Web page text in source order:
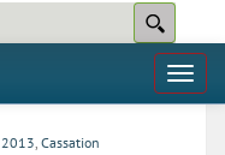
Toggle
2013, Cassation